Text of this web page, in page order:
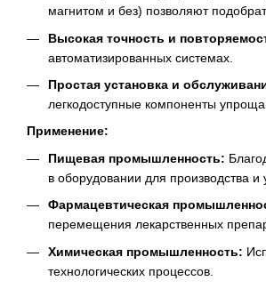
магнитом и без) позволяют
Высокая точность и
автоматизированных системах.
Простая установка и
легкодоступные компоненты
Применение:
Пищевая промышленность:
в оборудовании для производства и
Фармацевтическая
перемещения лекарственных
Химическая промышленность:
технологических процессов.